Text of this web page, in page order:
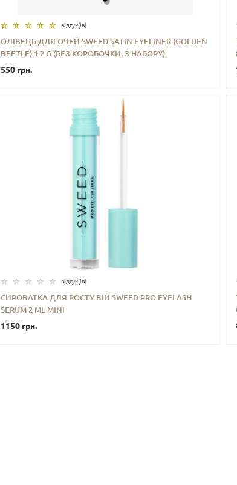
відгук(iв)
ОЛІВЕЦЬ ДЛЯ ОЧЕЙ SWEED SATIN EYELINER (GOLDEN
BEETLE) 1.2 G (БЕЗ КОРОБОЧКИ, З НАБОРУ)
550 грн.
відгук(iв)
СИРОВАТКА ДЛЯ РОСТУ ВІЙ SWEED PRO EYELASH
SERUM 2 ML MINI
1150 грн.